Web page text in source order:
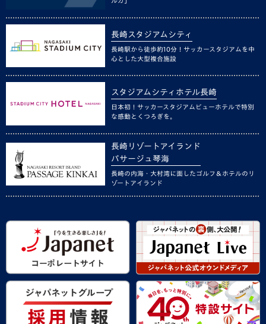
長崎スタジアムシティ
長崎駅から徒歩約10分！サッカースタジアムを中
心とした大型複合施設
スタジアムシティホテル長崎
日本初！サッカースタジアムビューホテルで特別
な感動とくつろぎを。
長崎リゾートアイランド
パサージュ琴海
長崎の内海・大村湾に面したゴルフ＆ホテルのリ
ゾートアイランド